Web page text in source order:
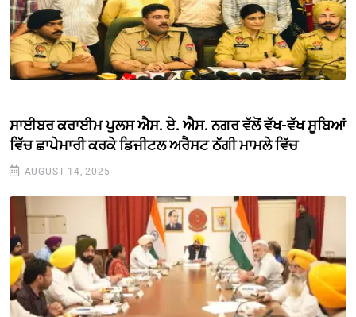
ਸਾਈਬਰ ਕਰਾਈਮ ਪੁਲਸ ਐਸ. ਏ. ਐਸ. ਨਗਰ ਵੱਲੋਂ ਵੱਖ-ਵੱਖ ਸੂਬਿਆਂ
ਵਿੱਚ ਛਾਪੇਮਾਰੀ ਕਰਕੇ ਡਿਜੀਟਲ ਅਰੈਸਟ ਠੱਗੀ ਮਾਮਲੇ ਵਿੱਚ
AUGUST 14, 2025